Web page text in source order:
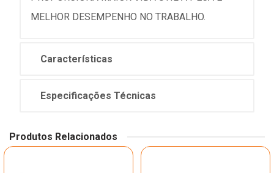
MELHOR DESEMPENHO NO TRABALHO.
Características
Especificações Técnicas
Produtos Relacionados